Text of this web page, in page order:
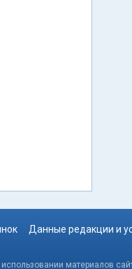
Данные редакции и
материалов